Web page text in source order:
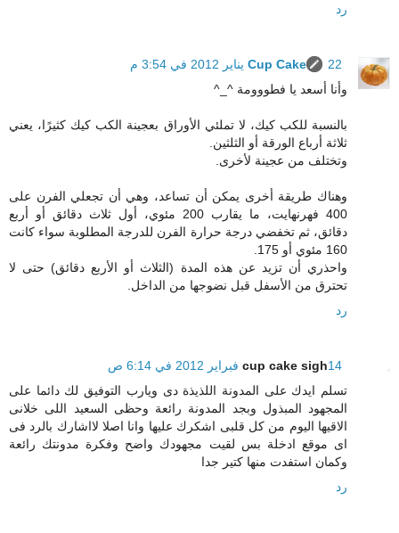
رد
Cup Cake
22 يناير 2012 في 3:54 م
وأنا أسعد يا فطووومة ^_^
بالنسبة للكب كيك، لا تملئي الأوراق بعجينة الكب كيك كثيرًا، يعني
ثلاثة أرباع الورقة أو الثلثين.
وتختلف من عجينة لأخرى.
وهناك طريقة أخرى يمكن أن تساعد، وهي أن تجعلي الفرن على
400 فهرنهايت، ما يقارب 200 مئوي، أول ثلاث دقائق أو أربع
دقائق، ثم تخفضي درجة حرارة الفرن للدرجة المطلوبة سواء كانت
160 مئوي أو 175.
واحذري أن تزيد عن هذه المدة (الثلاث أو الأربع دقائق) حتى لا
تحترق من الأسفل قبل نضوجها من الداخل.
رد
cup cake sigh14 فبراير 2012 في 6:14 ص
تسلم ايدك على المدونة اللذيذة دى ويارب التوفيق لك دائما على
المجهود المبذول وبجد المدونة رائعة وحظى السعيد اللى خلانى
الاقيها اليوم من كل قلبى اشكرك عليها وانا اصلا لااشارك بالرد فى
اى موقع ادخلة بس لقيت مجهودك واضح وفكرة مدونتك رائعة
وكمان استفدت منها كتير جدا
رد